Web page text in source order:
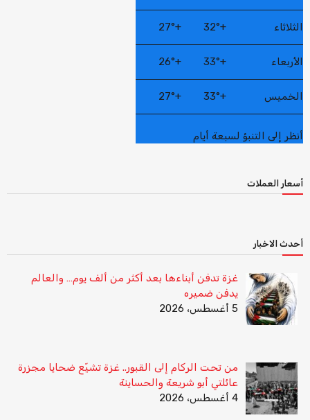
الثلاثاء +
32°
+
27°
الأربعاء +
33°
+
26°
الخميس +
33°
+
27°
أنظر إلى التنبؤ لسبعة أيام
أسعار العملات
أحدث الاخبار
غزة تدفن أبناءها بعد أكثر من ألف يوم… والعالم
يدفن ضميره
5 أغسطس، 2026
من تحت الركام إلى القبور.. غزة تشيّع ضحايا مجزرة
عائلتي أبو شريعة والحساينة
4 أغسطس، 2026